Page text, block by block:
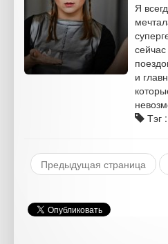
Я
и
Тэг :
Предыдущая страница